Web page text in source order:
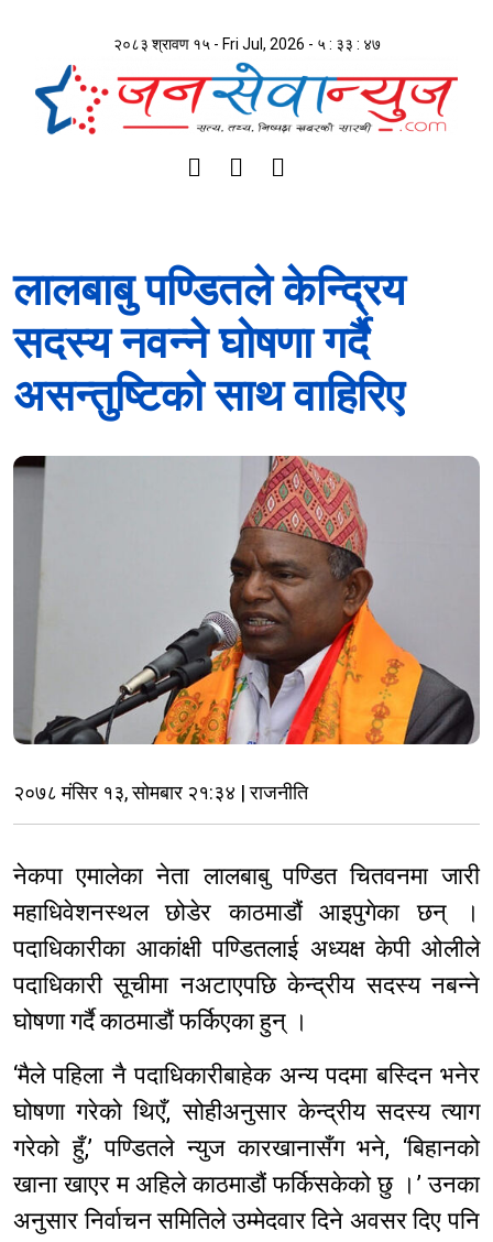
२०८३ श्रावण १५ - Fri Jul, 2026 - ५ : ३३ : ४८
लालबाबु पण्डितले केन्द्रिय
सदस्य नवन्ने घोषणा गर्दै
असन्तुष्टिको साथ वाहिरिए
२०७८ मंसिर १३, सोमबार २१:३४ | राजनीति
नेकपा एमालेका नेता लालबाबु पण्डित चितवनमा जारी
महाधिवेशनस्थल छोडेर काठमाडौं आइपुगेका छन् ।
पदाधिकारीका आकांक्षी पण्डितलाई अध्यक्ष केपी ओलीले
पदाधिकारी सूचीमा नअटाएपछि केन्द्रीय सदस्य नबन्ने
घोषणा गर्दै काठमाडौं फर्किएका हुन् ।
‘मैले पहिला नै पदाधिकारीबाहेक अन्य पदमा बस्दिन भनेर
घोषणा गरेको थिएँ, सोहीअनुसार केन्द्रीय सदस्य त्याग
गरेको हुँ,’ पण्डितले न्युज कारखानासँग भने, ‘बिहानको
खाना खाएर म अहिले काठमाडौं फर्किसकेको छु ।’ उनका
अनुसार निर्वाचन समितिले उम्मेदवार दिने अवसर दिए पनि